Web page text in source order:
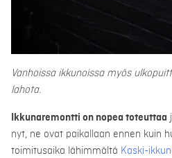
Vanhoissa ikkunoissa myös
lahota.
Ikkunaremontti on nopea toteuttaa
nyt, ne ovat paikallaan ennen kuin
toimitusaika lähimmältä Kaski-